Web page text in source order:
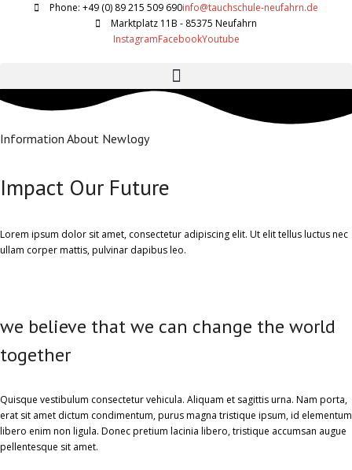
Phone: +49 (0) 89 215 509 690info@tauchschule-neufahrn.de
Marktplatz 11B - 85375 Neufahrn
InstagramFacebookYoutube
Information About Newlogy
Impact Our Future
Lorem ipsum dolor sit amet, consectetur adipiscing elit. Ut elit tellus luctus nec
ullam corper mattis, pulvinar dapibus leo.
we believe that we can change the world
together
Quisque vestibulum consectetur vehicula. Aliquam et sagittis urna. Nam porta,
erat sit amet dictum condimentum, purus magna tristique ipsum, id elementum
libero enim non ligula. Donec pretium lacinia libero, tristique accumsan augue
pellentesque sit amet.